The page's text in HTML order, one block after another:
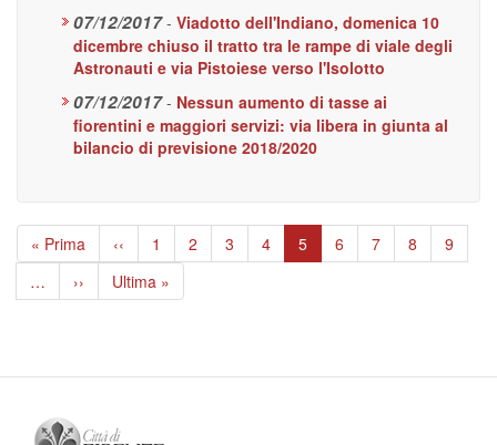
07/12/2017 - Viadotto dell'Indiano, domenica 10
dicembre chiuso il tratto tra le rampe di viale degli
Astronauti e via Pistoiese verso l'Isolotto
07/12/2017 - Nessun aumento di tasse ai
fiorentini e maggiori servizi: via libera in giunta al
bilancio di previsione 2018/2020
Paginazione
Prima
pagina
« Prima
Pagina
precedente
‹‹ Page
1 Page
2 Page
3 Page
4
Pagina
attuale
5 Page
6 Page
7 Page
8 Page
9
…
Pagina
successiva
››
Ultima
pagina
Ultima »